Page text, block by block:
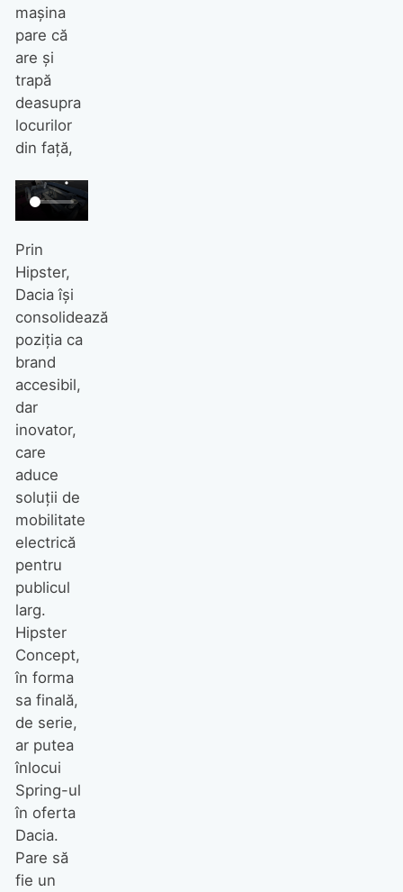
mașina
pare că
are și
trapă
deasupra
locurilor
din față,
Prin
Hipster,
Dacia își
consolidează
poziția ca
brand
accesibil,
dar
inovator,
care
aduce
soluții de
mobilitate
electrică
pentru
publicul
larg.
Hipster
Concept,
în forma
sa finală,
de serie,
ar putea
înlocui
Spring-ul
în oferta
Dacia.
Pare să
fie un